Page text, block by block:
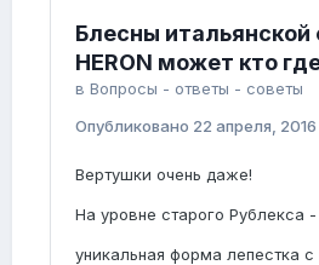
Блесны
HERON может кто
в Вопросы - ответы - советы
Опубликовано 22 апреля, 2016
Вертушки очень даже!
На уровне старого Рублекса -
уникальная форма лепестка с